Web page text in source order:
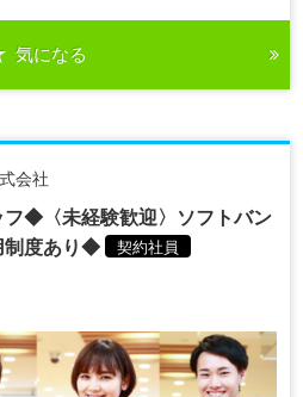
気になる
会社
フ◆〈未経験歓迎〉ソフトバン
制度あり◆
契約社員